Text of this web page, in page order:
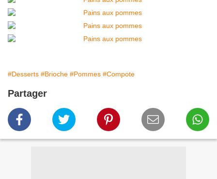
#Desserts #Brioche #Pommes #Compote
Partager